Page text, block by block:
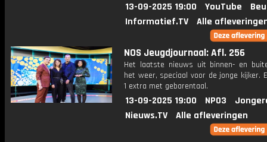
13-09-2025 19:00 YouTube
Informatief.TV
Alle
NOS Jeugdjournaal: Afl. 256
Het laatste nieuws uit binnen- en
het weer, speciaal voor de jonge kijker.
1 extra met gebarentaal.
13-09-2025 19:00 NPO3
Nieuws.TV
Alle afleveringen